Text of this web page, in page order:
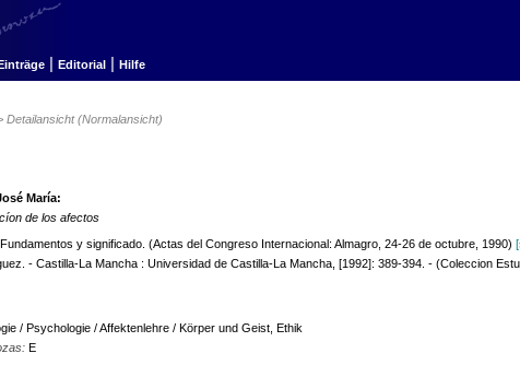
| Editorial | Hilfe
Detailansicht (Normalansicht)
María:
de los afectos
y significado. (Actas del Congreso Internacional: Almagro, 24-26 de octubre, 1990)
- Castilla-La Mancha : Universidad de Castilla-La Mancha, [1992]: 389-394. - (Coleccion
/ Psychologie / Affektenlehre / Körper und Geist, Ethik
E